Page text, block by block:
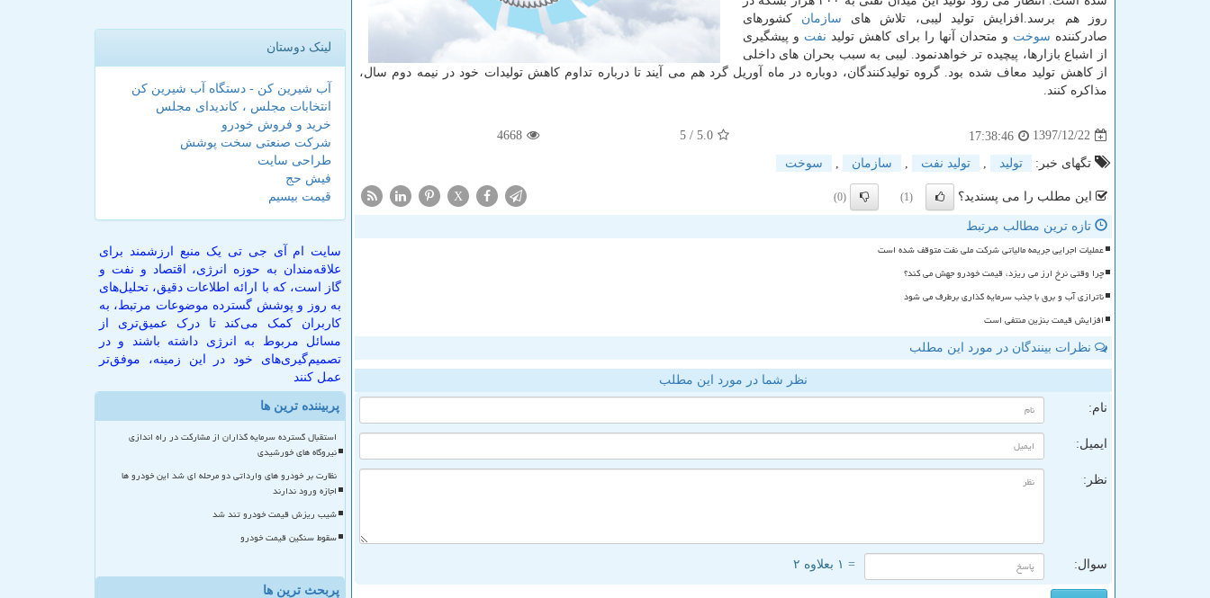
روز هم برسد.افزایش تولید لیبی، تلاش های سازمان كشورهای
صادركننده سوخت و متحدان آنها را برای كاهش تولید نفت و پیشگیری
از اشباع بازارها، پیچیده تر خواهدنمود. لیبی به سبب بحران های داخلی
از كاهش تولید معاف شده بود. گروه تولیدكنندگان، دوباره در ماه آوریل گرد هم می آیند تا درباره تداوم كاهش تولیدات خود در نیمه دوم سال،
مذاكره كنند.
1397/12/22
17:38:46
5.0
/ 5
4668
تگهای خبر: تولید تولید نفت سازمان سوخت
این مطلب را می پسندید؟ (1)
(0)
X
تازه ترین مطالب مرتبط
عملیات اجرایی جریمه مالیاتی شرکت ملی نفت متوقف شده است
چرا وقتی نرخ ارز می ریزد، قیمت خودرو جهش می کند؟
ناترازی آب و برق با جذب سرمایه گذاری برطرف می شود
افزایش قیمت بنزین منتفی است
نظرات بینندگان در مورد این مطلب
نظر شما در مورد این مطلب
نام:
ایمیل:
نظر:
سوال: = ۱ بعلاوه ۲
لینک دوستان
آب شیرین کن - دستگاه آب شیرین کن
انتخابات مجلس ، کاندیدای مجلس
خرید و فروش خودرو
شرکت صنعتی سخت پوشش
طراحی سایت
فیش حج
قیمت بیسیم
سایت ام آی جی تی یک منبع ارزشمند برای
علاقه‌مندان به حوزه انرژی، اقتصاد و نفت و
گاز است، که با ارائه اطلاعات دقیق، تحلیل‌های
به روز و پوشش گسترده موضوعات مرتبط، به
کاربران کمک می‌کند تا درک عمیق‌تری از
مسائل مربوط به انرژی داشته باشند و در
تصمیم‌گیری‌های خود در این زمینه، موفق‌تر
عمل کنند
پربیننده ترین ها
استقبال گسترده سرمایه گذاران از مشارکت در راه اندازی
نیروگاه های خورشیدی
نظارت بر خودرو های وارداتی دو مرحله ای شد این خودرو ها
اجازه ورود ندارند
شیب ریزش قیمت خودرو تند شد
سقوط سنگین قیمت خودرو
پربحث ترین ها